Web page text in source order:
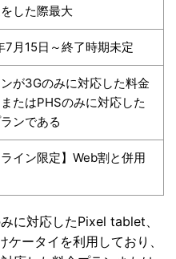
した際最大
7月15日～終了時期未定
が3Gのみに対応した料金
たはPHSのみに対応した
ンである
ライン限定】Web割と併用
に対応したPixel tablet、
ータイを利用しており、